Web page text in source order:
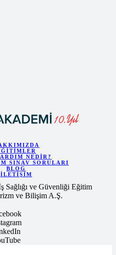
NEDIR?
SINAV SORULARI
BLOG
İLETIŞIM
ve Güvenliği Eğitim
ve Bilişim A.Ş.